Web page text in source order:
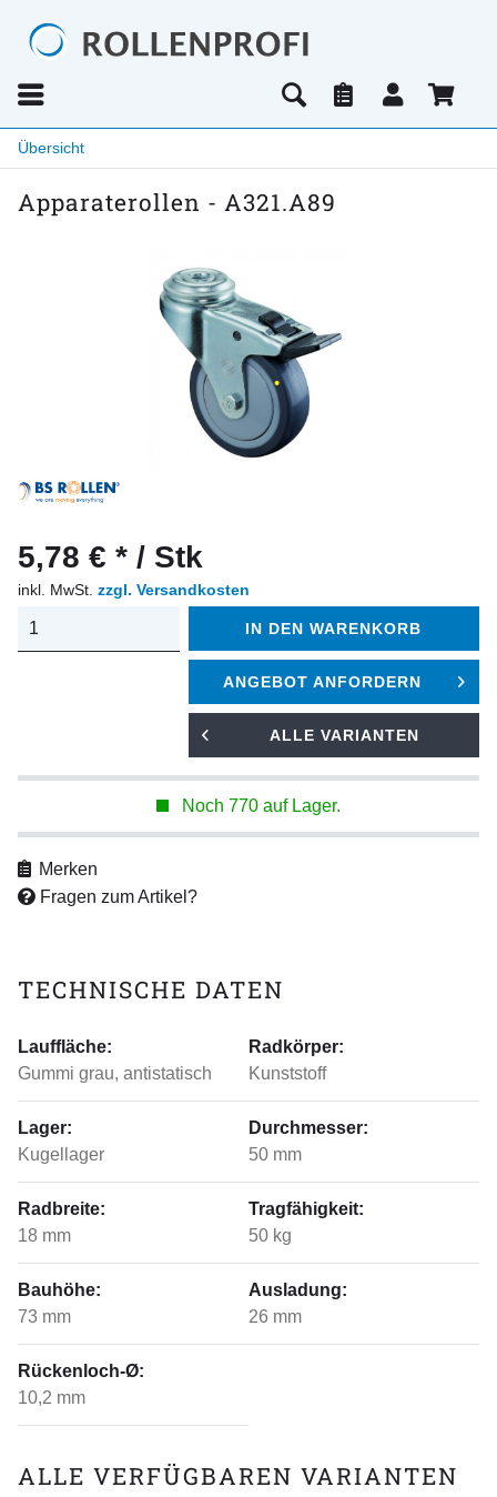
Übersicht
Apparaterollen - A321.A89
5,78 € * / Stk
inkl. MwSt. zzgl. Versandkosten
IN DEN WARENKORB
ANGEBOT ANFORDERN
ALLE VARIANTEN
Noch 770 auf Lager.
Merken
Fragen zum Artikel?
TECHNISCHE DATEN
Lauffläche:
Gummi grau, antistatisch
Radkörper:
Kunststoff
Lager:
Kugellager
Durchmesser:
50 mm
Radbreite:
18 mm
Tragfähigkeit:
50 kg
Bauhöhe:
73 mm
Ausladung:
26 mm
Rückenloch-Ø:
10,2 mm
ALLE VERFÜGBAREN VARIANTEN